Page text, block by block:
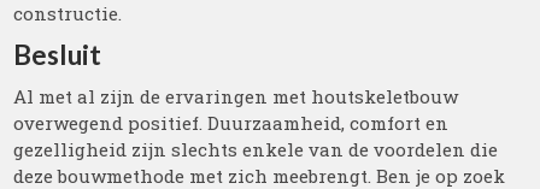
constructie.
Besluit
Al met al zijn de ervaringen met houtskeletbouw
overwegend positief. Duurzaamheid, comfort en
gezelligheid zijn slechts enkele van de voordelen die
deze bouwmethode met zich meebrengt. Ben je op zoek